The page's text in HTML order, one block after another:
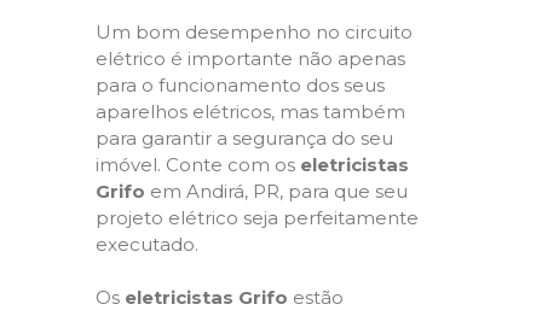
Um bom desempenho no circuito
elétrico é importante não apenas
para o funcionamento dos seus
aparelhos elétricos, mas também
para garantir a segurança do seu
imóvel. Conte com os eletricistas
Grifo em Andirá, PR, para que seu
projeto elétrico seja perfeitamente
executado.
Os eletricistas Grifo estão